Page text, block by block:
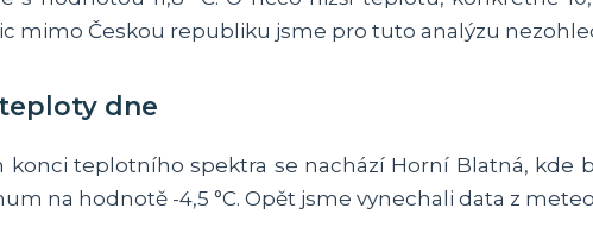
mimo Českou republiku jsme pro tuto analýzu
dne
konci teplotního spektra se nachází Horní Blatná, kde
na hodnotě -4,5 °C. Opět jsme vynechali data z